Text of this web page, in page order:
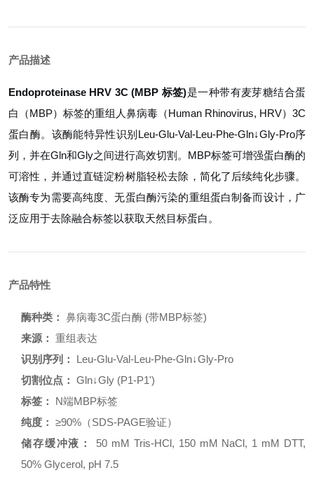
产品描述
Endoproteinase HRV 3C (MBP 标签)是一种带有麦芽糖结合蛋
白（MBP）标签的重组人鼻病毒（Human Rhinovirus, HRV）3C
蛋白酶。该酶能特异性识别Leu-Glu-Val-Leu-Phe-Gln↓Gly-Pro序
列，并在Gln和Gly之间进行高效切割。MBP标签可增强蛋白酶的
可溶性，并通过直链淀粉树脂轻松去除，简化了后续纯化步骤。
该酶专为需要高纯度、无蛋白酶污染的重组蛋白制备而设计，广
泛应用于去除融合标签以获取天然目标蛋白。
产品特性
酶种类： 鼻病毒3C蛋白酶 (带MBP标签)
来源： 重组表达
识别序列：
Leu-Glu-Val-Leu-Phe-Gln↓Gly-Pro
切割位点： Gln↓Gly (P1-P1')
标签：
N端MBP标签
纯度： ≥90%（SDS-PAGE验证）
储存缓冲液：
50 mM Tris-HCl, 150 mM NaCl, 1 mM DTT,
50% Glycerol, pH 7.5